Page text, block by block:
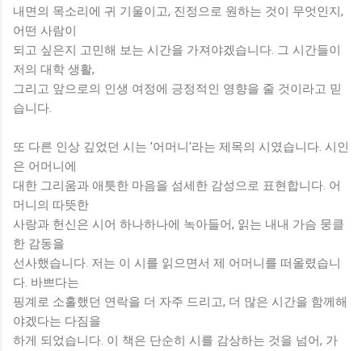
내면의 목소리에 귀 기울이고, 진정으로 원하는 것이 무엇인지,
어떤 사람이
되고 싶은지 고민해 보는 시간을 가져야겠습니다. 그 시간들이
저의 대학 생활,
그리고 앞으로의 인생 여정에 긍정적인 영향을 줄 것이라고 믿
습니다.
또 다른 인상 깊었던 시는 '어머니'라는 제목의 시였습니다. 시인
은 어머니에
대한 그리움과 애틋한 마음을 섬세한 감성으로 표현합니다. 어
머니의 따뜻한
사랑과 헌신은 시어 하나하나에 녹아들어, 읽는 내내 가슴 뭉클
한 감동을
선사했습니다. 저는 이 시를 읽으면서 제 어머니를 떠올렸습니
다. 바쁘다는
핑계로 소홀했던 연락을 더 자주 드리고, 더 많은 시간을 함께해
야겠다는 다짐을
하게 되었습니다. 이 책은 단순히 시를 감상하는 것을 넘어, 가